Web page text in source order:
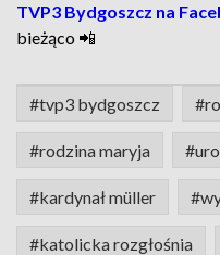
TVP3 Bydgoszcz na
bieżąco 📲
#tvp3 bydgoszcz
#rodzina maryja
#kardynał müller
#katolicka rozgłośnia